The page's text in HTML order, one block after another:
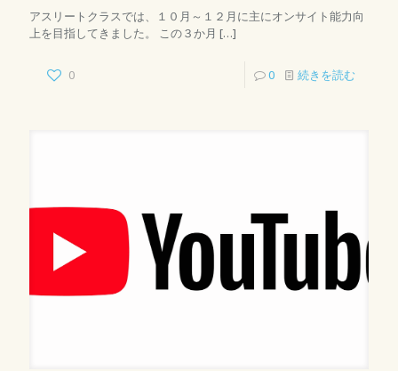
アスリートクラスでは、１０月～１２月に主にオンサイト能力向
上を目指してきました。 この３か月 […]
0 0 続きを読む